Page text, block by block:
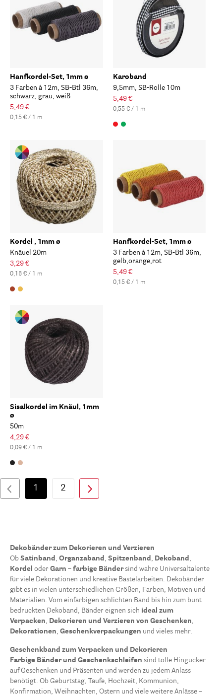
Hanfkordel-Set, 1mm ø
3 Farben á 12m, SB-Btl 36m,
schwarz, grau, weiß
5,49 €
0,15 € / 1 m
Karoband
9,5mm, SB-Rolle 10m
5,49 €
0,55 € / 1 m
Kordel , 1mm ø
Knäuel 20m
3,29 €
0,16 € / 1 m
Hanfkordel-Set, 1mm ø
3 Farben á 12m, SB-Btl 36m,
gelb,orange,rot
5,49 €
0,15 € / 1 m
Sisalkordel im Knäul, 1mm
ø
50m
4,29 €
0,09 € / 1 m
1 2
Dekobänder zum Dekorieren und Verzieren
Ob Satinband , Organzaband , Spitzenband , Dekoband ,
Kordel oder Garn – farbige Bändersind wahre Universaltalente
für viele Dekorationen und kreative Bastelarbeiten. Dekobänder
gibt es in vielen unterschiedlichen Größen, Farben, Motiven und
Materialien. Vom einfarbigen schlichten Band bis hin zum bunt
bedruckten Dekoband, Bänder eignen sich ideal zum
Verpacken, Dekorieren und Verzieren von Geschenken,
Dekorationen, Geschenkverpackungen und vieles mehr.
Geschenkband zum Verpacken und Dekorieren
Farbige Bänder und Geschenkschleifen sind tolle Hingucker
auf Geschenken und Präsenten und werden zu jedem Anlass
benötigt. Ob Geburtstag, Taufe, Hochzeit, Kommunion,
Konfirmation, Weihnachten, Ostern und viele weitere Anlässe –